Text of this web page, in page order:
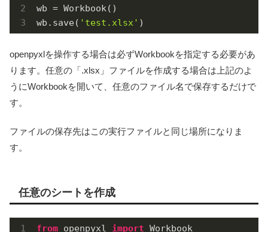
wb = Workbook()
wb.save( 'test.xlsx' )
openpyxlを操作する場合は必ずWorkbookを指定する必要があ
ります。任意の「.xlsx」ファイルを作成する場合は上記のよ
うにWorkbookを開いて、任意のファイル名で保存するだけで
す。
ファイルの保存先はこの実行ファイルと同じ場所になりま
す。
任意のシートを作成
from openpyxl import Workbook